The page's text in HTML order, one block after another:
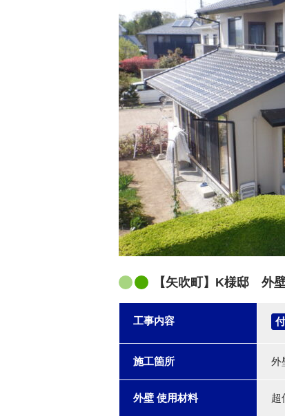
【矢吹町】K様邸 外
工事内容
施工箇所 外
外壁 使用材料 超